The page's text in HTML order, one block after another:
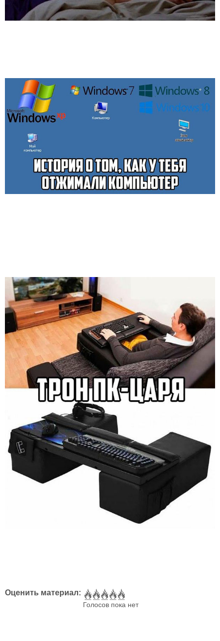
Оценить материал:
Голосов пока нет